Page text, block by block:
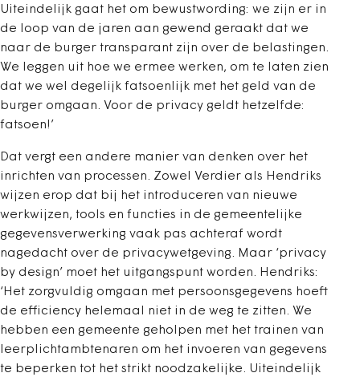
Uiteindelijk gaat het om bewustwording: we zijn er in
de loop van de jaren aan gewend geraakt dat we
naar de burger transparant zijn over de belastingen.
We leggen uit hoe we ermee werken, om te laten zien
dat we wel degelijk fatsoenlijk met het geld van de
burger omgaan. Voor de privacy geldt hetzelfde:
fatsoen!’
Dat vergt een andere manier van denken over het
inrichten van processen. Zowel Verdier als Hendriks
wijzen erop dat bij het introduceren van nieuwe
werkwijzen, tools en functies in de gemeentelijke
gegevensverwerking vaak pas achteraf wordt
nagedacht over de privacywetgeving. Maar ‘privacy
by design’ moet het uitgangspunt worden. Hendriks:
‘Het zorgvuldig omgaan met persoonsgegevens hoeft
de efficiency helemaal niet in de weg te zitten. We
hebben een gemeente geholpen met het trainen van
leerplichtambtenaren om het invoeren van gegevens
te beperken tot het strikt noodzakelijke. Uiteindelijk